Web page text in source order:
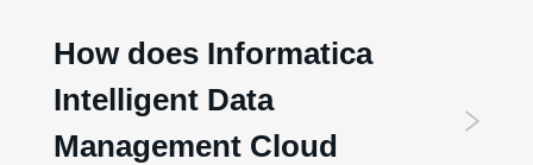
How does Informatica
Intelligent Data
Management Cloud